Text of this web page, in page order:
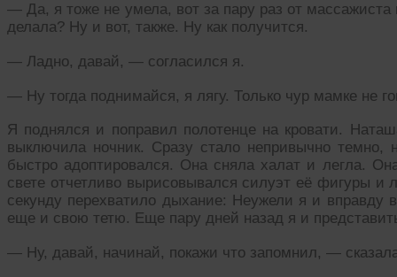
— Да, я тоже не умела, вот за пару раз от массажиста
делала? Ну и вот, также. Ну как получится.
— Ладно, давай, — согласился я.
— Ну тогда поднимайся, я лягу. Только чур мамке не
Я поднялся и поправил полотенце на кровати.
выключила ночник. Сразу стало непривычно
быстро адоптировался. Она сняла халат и легла.
свете отчетливо вырисовывался силуэт её фигуры
секунду перехватило дыхание: Неужели я и
еще и свою тетю. Еще пару дней назад я и
— Ну, давай, начинай, покажи что запомнил, —